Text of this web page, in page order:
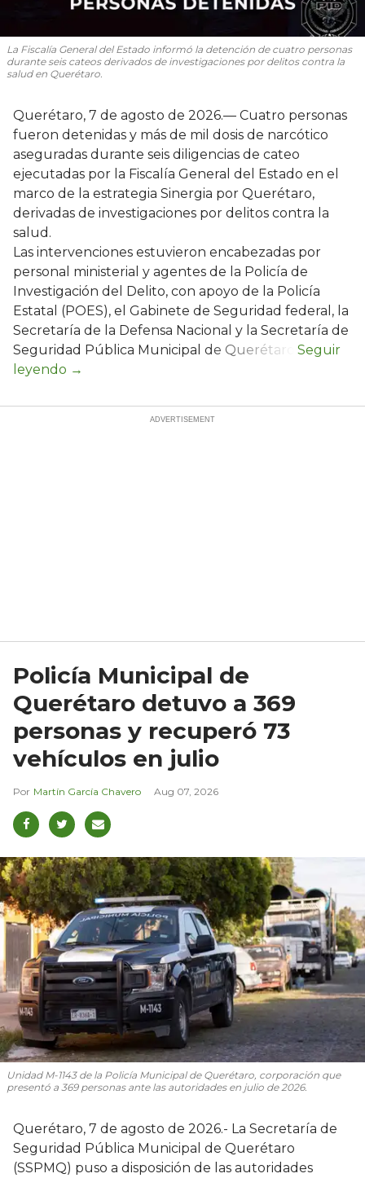
La Fiscalía General del Estado informó la detención de cuatro personas
durante seis cateos derivados de investigaciones por delitos contra la
salud en Querétaro.
Querétaro, 7 de agosto de 2026.— Cuatro personas
fueron detenidas y más de mil dosis de narcótico
aseguradas durante seis diligencias de cateo
ejecutadas por la Fiscalía General del Estado en el
marco de la estrategia Sinergia por Querétaro,
derivadas de investigaciones por delitos contra la
salud.
Las intervenciones estuvieron encabezadas por
personal ministerial y agentes de la Policía de
Investigación del Delito, con apoyo de la Policía
Estatal (POES), el Gabinete de Seguridad federal, la
Secretaría de la Defensa Nacional y la Secretaría de
Seguridad Pública Municipal de Querétaro.
Policía Municipal de
Querétaro detuvo a 369
personas y recuperó 73
vehículos en julio
Martín García Chavero Aug 07, 2026
Unidad M-1143 de la Policía Municipal de Querétaro, corporación que
presentó a 369 personas ante las autoridades en julio de 2026.
Querétaro, 7 de agosto de 2026.- La Secretaría de
Seguridad Pública Municipal de Querétaro
(SSPMQ) puso a disposición de las autoridades